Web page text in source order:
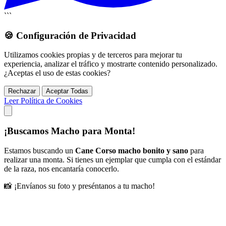
```
🍪 Configuración de Privacidad
Utilizamos cookies propias y de terceros para mejorar tu
experiencia, analizar el tráfico y mostrarte contenido personalizado.
¿Aceptas el uso de estas cookies?
Rechazar Aceptar Todas
Leer Política de Cookies
¡Buscamos Macho para Monta!
Estamos buscando un Cane Corso macho bonito y sano para
realizar una monta. Si tienes un ejemplar que cumpla con el estándar
de la raza, nos encantaría conocerlo.
📸 ¡Envíanos su foto y preséntanos a tu macho!